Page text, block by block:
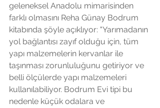
geleneksel Anadolu mimarisinden
farklı olmasını Reha Günay Bodrum
kitabında şöyle açıklıyor: "Yarımadanın
yol bağlantısı zayıf olduğu için, tüm
yapı malzemelerin kervanlar ile
taşınması zorunluluğunu getiriyor ve
belli ölçülerde yapı malzemeleri
kullanılabiliyor. Bodrum Evi tipi bu
nedenle küçük odalara ve